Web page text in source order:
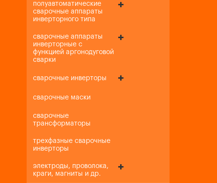
полуавтоматические
сварочные аппараты
инверторного типа
сварочные аппараты
инверторные с
функцией аргонодуговой
сварки
сварочные инверторы
сварочные маски
сварочные
трансформаторы
трехфазные сварочные
инверторы
электроды, проволока,
краги, магниты и др.